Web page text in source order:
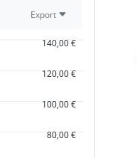
Export
80,00 €
100,00 €
120,00 €
140,00 €